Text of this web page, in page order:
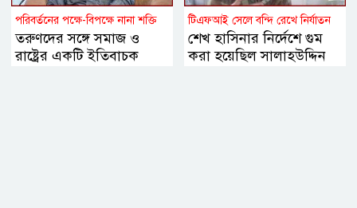
পরিবর্তনের পক্ষে-বিপক্ষে নানা শক্তি
তরুণদের সঙ্গে সমাজ ও
রাষ্ট্রের একটি ইতিবাচক
টিএফআই সেলে বন্দি রেখে নির্যাতন
শেখ হাসিনার নির্দেশে গুম
করা হয়েছিল সালাহউদ্দিন